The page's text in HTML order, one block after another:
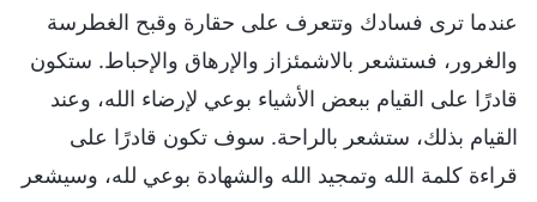
عندما ترى فسادك وتتعرف على حقارة وقبح الغطرسة
والغرور، فستشعر بالاشمئزاز والإرهاق والإحباط. ستكون
قادرًا على القيام ببعض الأشياء بوعي لإرضاء الله، وعند
القيام بذلك، ستشعر بالراحة. سوف تكون قادرًا على
قراءة كلمة الله وتمجيد الله والشهادة بوعي لله، وسيشعر